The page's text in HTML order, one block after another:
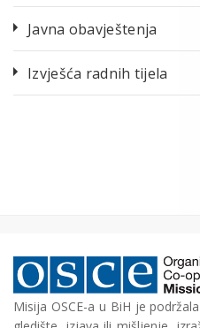
Javna obavještenja
Izvješća radnih tijela
Misija OSCE-a u BiH je